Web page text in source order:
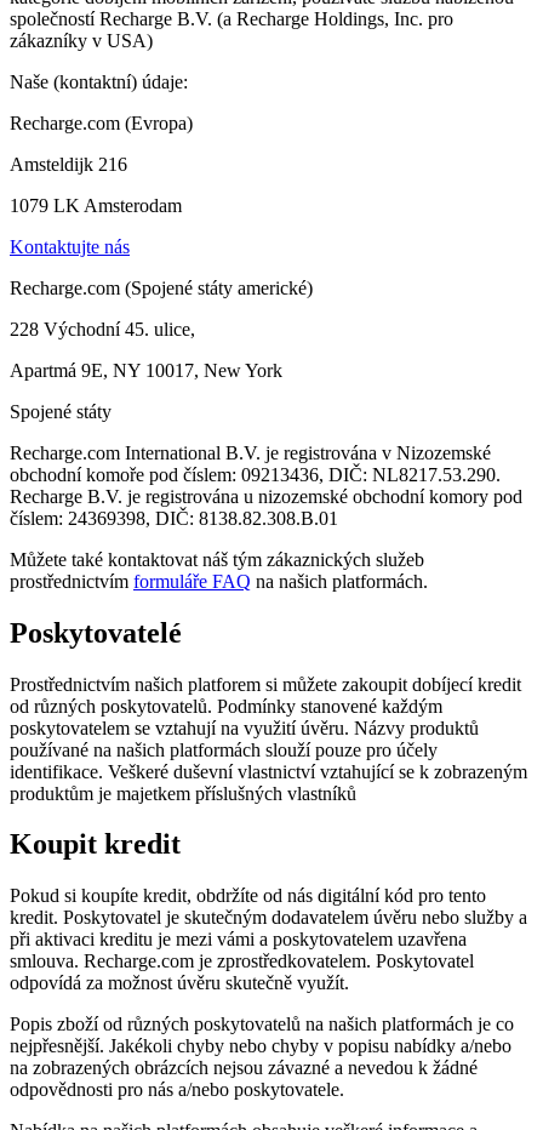
společností Recharge B.V. (a Recharge Holdings, Inc. pro
zákazníky v USA)
Naše (kontaktní) údaje:
Recharge.com (Evropa)
Amsteldijk 216
1079 LK Amsterodam
Kontaktujte nás
Recharge.com (Spojené státy americké)
228 Východní 45. ulice,
Apartmá 9E, NY 10017, New York
Spojené státy
Recharge.com International B.V. je registrována v Nizozemské
obchodní komoře pod číslem: 09213436, DIČ: NL8217.53.290.
Recharge B.V. je registrována u nizozemské obchodní komory pod
číslem: 24369398, DIČ: 8138.82.308.B.01
Můžete také kontaktovat náš tým zákaznických služeb
prostřednictvím formuláře FAQ na našich platformách.
Poskytovatelé
Prostřednictvím našich platforem si můžete zakoupit dobíjecí kredit
od různých poskytovatelů. Podmínky stanovené každým
poskytovatelem se vztahují na využití úvěru. Názvy produktů
používané na našich platformách slouží pouze pro účely
identifikace. Veškeré duševní vlastnictví vztahující se k zobrazeným
produktům je majetkem příslušných vlastníků
Koupit kredit
Pokud si koupíte kredit, obdržíte od nás digitální kód pro tento
kredit. Poskytovatel je skutečným dodavatelem úvěru nebo služby a
při aktivaci kreditu je mezi vámi a poskytovatelem uzavřena
smlouva. Recharge.com je zprostředkovatelem. Poskytovatel
odpovídá za možnost úvěru skutečně využít.
Popis zboží od různých poskytovatelů na našich platformách je co
nejpřesnější. Jakékoli chyby nebo chyby v popisu nabídky a/nebo
na zobrazených obrázcích nejsou závazné a nevedou k žádné
odpovědnosti pro nás a/nebo poskytovatele.